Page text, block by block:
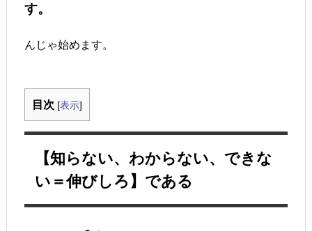
す。
んじゃ始めます。
目次 [表示]
【知らない、わからない、できな
い＝伸びしろ】である